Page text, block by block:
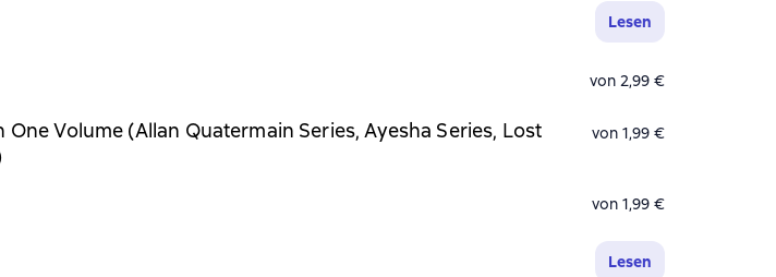
Lesen
von 2,99 €
Volume (Allan Quatermain Series, Ayesha Series, Lost
von 1,99 €
von 1,99 €
Lesen